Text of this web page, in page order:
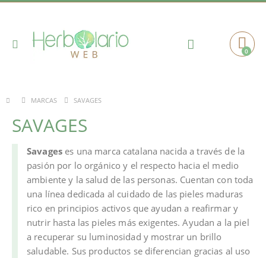
Toggle
Cart0
MARCAS SAVAGES
SAVAGES
Savageses una marca catalana nacida a través de la
pasión por lo orgánico y el respecto hacia el medio
ambiente y la salud de las personas. Cuentan con toda
una línea dedicada al cuidado de las pieles maduras
rico en principios activos que ayudan a reafirmar y
nutrir hasta las pieles más exigentes. Ayudan a la piel
a recuperar su luminosidad y mostrar un brillo
saludable. Sus productos se diferencian gracias al uso